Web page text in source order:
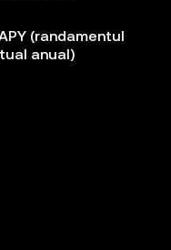
(randamentul
anual)